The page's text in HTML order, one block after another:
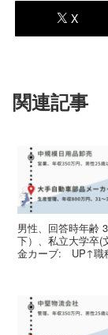
X
関連記事
男性、回答時年齢
下）、私立大学
金カーブ: UP↑